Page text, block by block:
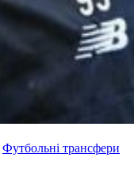
Футбольні трансфери